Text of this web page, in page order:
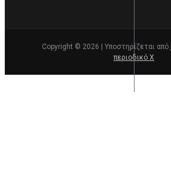
Copyright © 2026 | Υποστηρίζεται από
περιοδικό Χ